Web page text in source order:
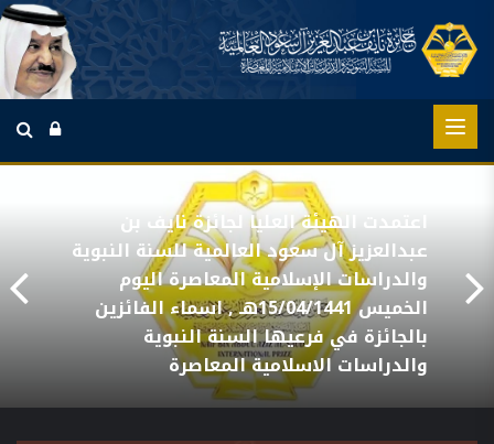
اعتمدت الهيئة العليا لجائزة نايف بن
عبدالعزيز آل سعود العالمية للسنة النبوية
والدراسات الإسلامية المعاصرة اليوم
الخميس 15/04/1441هـ , اسماء الفائزين
بالجائزة في فرعيها السنة النبوية
والدراسات الاسلامية المعاصرة